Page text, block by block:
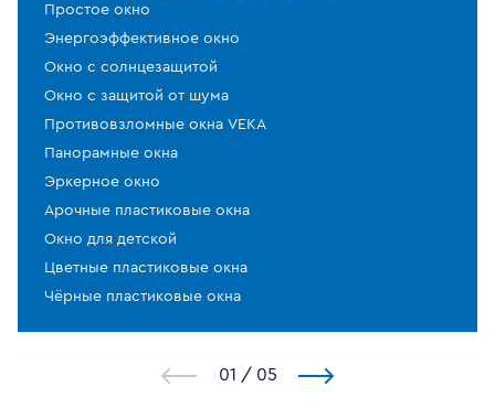
Простое окно
Энергоэффективное окно
Окно с солнцезащитой
Окно с защитой от шума
Противовзломные окна VEKA
Панорамные окна
Эркерное окно
Арочные пластиковые окна
Окно для детской
Цветные пластиковые окна
Чёрные пластиковые окна
1 / 5